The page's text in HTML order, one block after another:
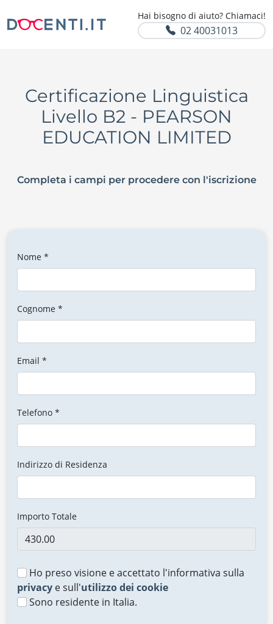
Hai bisogno di aiuto? Chiamaci!
02 40031013
Certificazione Linguistica
Livello B2 - PEARSON
EDUCATION LIMITED
Completa i campi per procedere con l'iscrizione
Nome *
Cognome *
Email *
Telefono *
Indirizzo di Residenza
Importo Totale
Ho preso visione e accettato l'informativa sulla
privacy e sull'utilizzo dei cookie
Sono residente in Italia.